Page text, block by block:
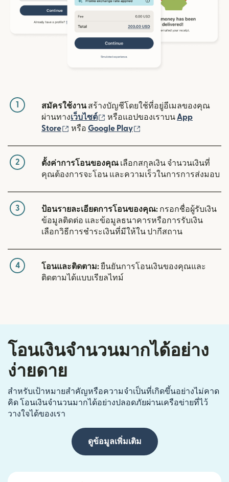
1 สมัครใช้งานสร้างบัญชีโดยใช้ที่อยู่อีเมลของคุณ
ผ่านทางเว็บไซต์ (เปิดในหน้าต่างใหม่)
หรือแอปของเราบนApp
Store
(เปิดในหน้าต่างใหม่)
หรือ Google Play
2 ตั้งค่าการโอนของคุณ เลือกสกุลเงิน จำนวนเงินที่
คุณต้องการจะโอน และความเร็วในการการส่งมอบ
3 ป้อนรายละเอียดการโอนของคุณ: กรอกชื่อผู้รับเงิน
ข้อมูลติดต่อ และข้อมูลธนาคารหรือการรับเงิน
เลือกวิธีการชำระเงินที่มีให้ใน ปากีสถาน
4 โอนและติดตาม:ยืนยันการโอนเงินของคุณและ
ติดตามได้แบบเรียลไทม์
โอนเงินจำนวนมากได้อย่าง
ง่ายดาย
สำหรับเป้าหมายสำคัญหรือความจำเป็นที่เกิดขึ้นอย่างไม่คาด
คิด โอนเงินจำนวนมากได้อย่างปลอดภัยผ่านเครือข่ายที่ไว้
วางใจได้ของเรา
ดูข้อมูลเพิ่มเติม